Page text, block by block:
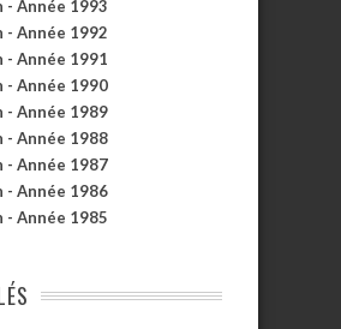
- Année 1993
- Année 1992
- Année 1991
- Année 1990
- Année 1989
- Année 1988
- Année 1987
- Année 1986
- Année 1985